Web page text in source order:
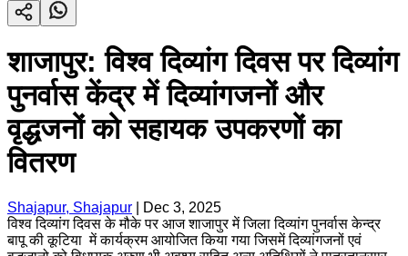
शाजापुर: विश्व दिव्यांग दिवस पर दिव्यांग
पुनर्वास केंद्र में दिव्यांगजनों और
वृद्धजनों को सहायक उपकरणों का
वितरण
Shajapur, Shajapur
Dec 3, 2025
विश्व दिव्यांग दिवस के मौके पर आज शाजापुर में जिला दिव्यांग पुनर्वास केन्द्र
बापू की कूटिया में कार्यक्रम आयोजित किया गया जिसमें दिव्यांगजनों एवं